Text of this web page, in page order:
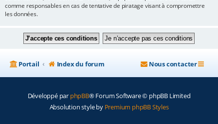
comme responsables en cas de tentative de piratage visant à compromettre
les données.
Portail Index du forum Nous contacter
Développé par phpBB® Forum Software © phpBB Limited
Absolution style by Premium phpBB Styles